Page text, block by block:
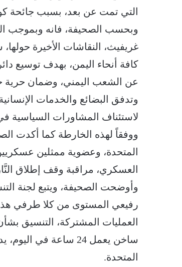
التي تمت عن بعد، بسبب جائحة
وبحسب الصحيفة، فانه وبموجب
غريفيث، النقاشات الأخيرة
كافة أنحاء اليمن، بهدف توسيع
عن الشعب اليمني، وضمان حرية
وتدفق البضائع والخدمات الإنسانية
لاستئناف المشاورات السياسية
ووفقاً لهذه الخارطة كما أكدت
المتحدة، وعضوية ممثلين
العسكري، مراقبة وقف إطلاق
وأوضحت الصحيفة، ويتبع لجنة
رفيعي المستوى من كلا طرفي هذا
العمليات المشتركة، التنسيق
ساخن يعمل 24 ساعة
المتحدة.